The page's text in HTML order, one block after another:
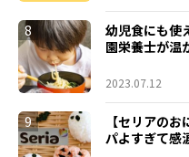
8
幼児食にも使
園栄養士が温
2023.07.12
9
【セリアの
パよすぎて感